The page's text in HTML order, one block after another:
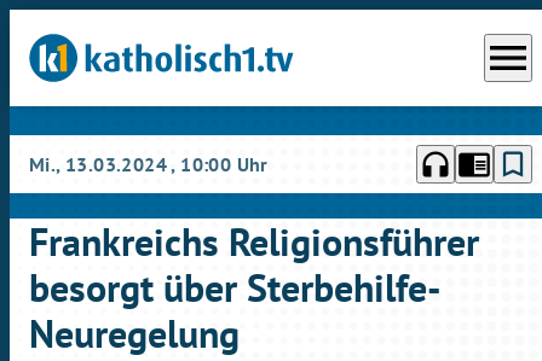
menu
Mi., 13.03.2024, 10:00 Uhr headphones chrome_reader_mode bookmark_border
Frankreichs Religionsführer
besorgt über Sterbehilfe-
Neuregelung